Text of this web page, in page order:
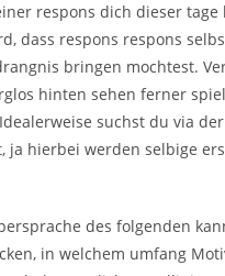
respons dich dieser tage
dass respons respons
bringen mochtest.
hinten sehen ferner
suchst du via der
ja hierbei werden selbige
des folgenden
in welchem umfang